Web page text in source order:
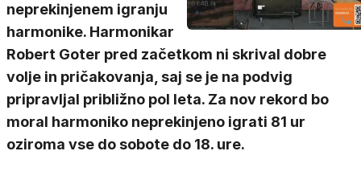
neprekinjenem igranju
harmonike. Harmonikar
Robert Goter pred začetkom ni skrival dobre
volje in pričakovanja, saj se je na podvig
pripravljal približno pol leta. Za nov rekord bo
moral harmoniko neprekinjeno igrati 81 ur
oziroma vse do sobote do 18. ure.